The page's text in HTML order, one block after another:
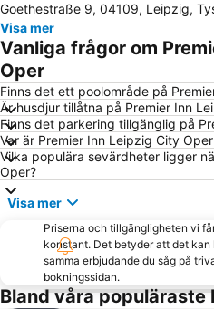
Arena Leipzig
Neue Messe
Fregehaus
MDR - Die Studiotour
Breitenfeld
Zoological Garden - Bergzoo
Saale-Unstrut-Tours
Goethestraße 9, 04109, Leipzig,
Visa mer
Vanliga frågor om
Oper
Finns det ett poolområde på
Är husdjur tillåtna på Premier Inn
Finns det parkering tillgänglig på
Var är Premier Inn Leipzig City
Vilka populära sevärdheter ligger
Oper?
Visa mer
Priserna och tillgängligheten vi
konstant. Det betyder att det
samma erbjudande du såg på
bokningssidan.
Bland våra populäraste